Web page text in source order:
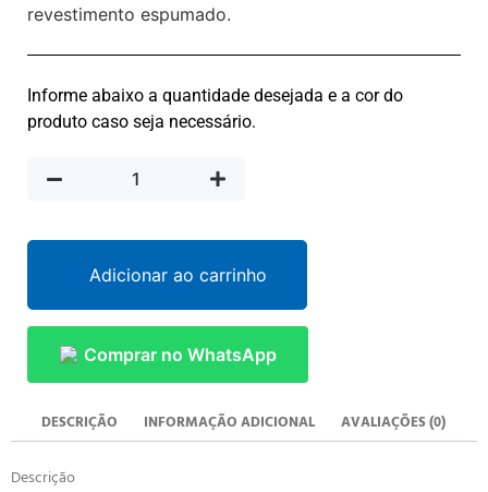
revestimento espumado.
Informe abaixo a quantidade desejada e a cor do
produto caso seja necessário.
Adicionar ao carrinho
Comprar no WhatsApp
DESCRIÇÃO INFORMAÇÃO ADICIONAL AVALIAÇÕES (0)
Descrição